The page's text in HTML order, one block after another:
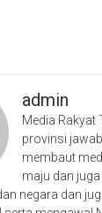
admin
Media Rakyat
provinsi
membaut
maju dan
negara dan